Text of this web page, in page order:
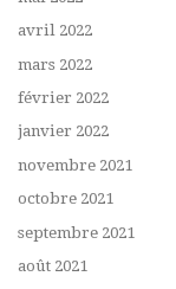
avril 2022
mars 2022
février 2022
janvier 2022
novembre 2021
octobre 2021
septembre 2021
août 2021